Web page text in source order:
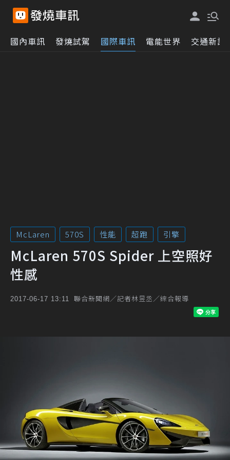
國內車訊 發燒試駕 國際車訊 電能世界 交通新訊
McLaren 570S 性能 超跑 引擎
McLaren 570S Spider 上空照好
性感
2017-06-17 13:11 聯合新聞網／記者林昱丞／綜合報導